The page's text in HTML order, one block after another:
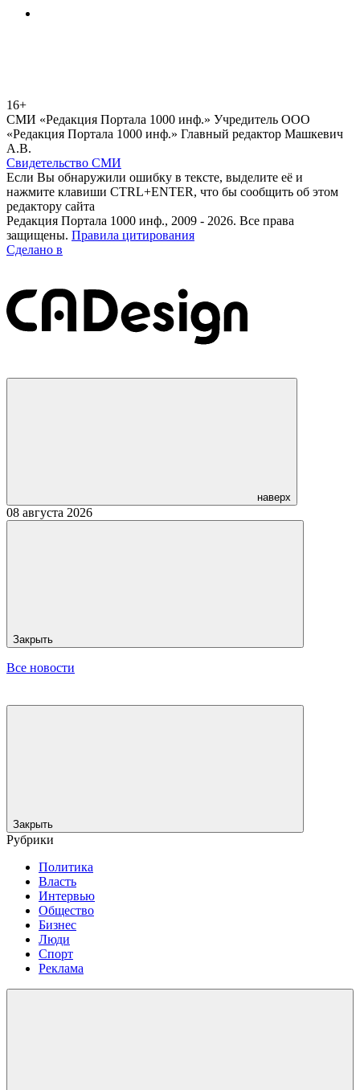
16+
СМИ «Редакция Портала 1000 инф.» Учредитель ООО
«Редакция Портала 1000 инф.» Главный редактор Машкевич
А.В.
Свидетельство СМИ
Если Вы обнаружили ошибку в тексте, выделите её и
нажмите клавиши CTRL+ENTER, что бы сообщить об этом
редактору сайта
Редакция Портала 1000 инф., 2009 - 2026. Все права
защищены. Правила цитирования
Сделано в
наверх
08 августа 2026
Закрыть
Все новости
Закрыть
Рубрики
Политика
Власть
Интервью
Общество
Бизнес
Люди
Спорт
Реклама